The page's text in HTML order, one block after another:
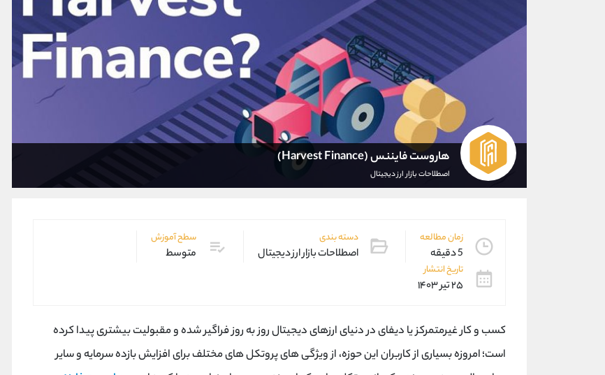
هاروست فایننس (Harvest Finance)
اصطلاحات بازار ارز دیجیتال
زمان مطالعه
5 دقیقه
دسته بندی
اصطلاحات بازار ارز دیجیتال
سطح آموزش
متوسط
تاریخ انتشار
۲۵ تیر ۱۴۰۳
کسب و کار غیرمتمرکز یا دیفای در دنیای ارزهای دیجیتال روز به روز فراگیر شده و مقبولیت بیشتری پیدا کرده
است؛ امروزه بسیاری از کاربران این حوزه، از ویژگی های پروتکل های مختلف برای افزایش بازده سرمایه و سایر